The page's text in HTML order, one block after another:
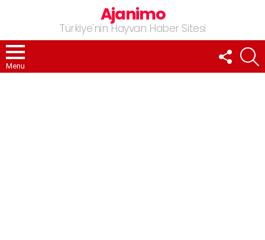
Ajanimo
Türkiye'nin Hayvan Haber Sitesi
Menu
FOLLOW
US